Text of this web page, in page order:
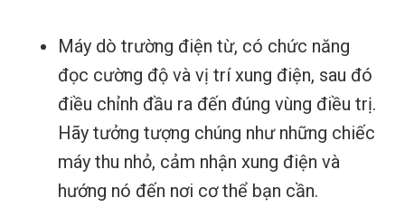
Máy dò trường điện từ, có chức năng
đọc cường độ và vị trí xung điện, sau đó
điều chỉnh đầu ra đến đúng vùng điều trị.
Hãy tưởng tượng chúng như những chiếc
máy thu nhỏ, cảm nhận xung điện và
hướng nó đến nơi cơ thể bạn cần.